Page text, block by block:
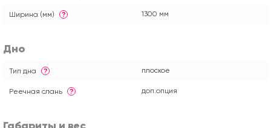
Ширина (мм) ? 1300 мм
Дно
Тип дна ? плоское
Реечная слань ? доп.опция